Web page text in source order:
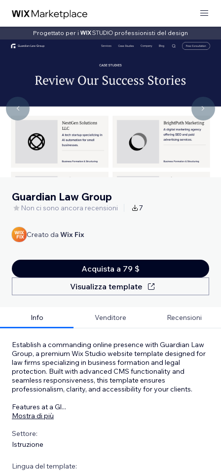
Progettato per i professionisti del design
Guardian Law Group
Non ci sono ancora recensioni 7
Creato da Wix Fix
Acquista a 79 $
Visualizza template
Info Venditore Recensioni
Establish a commanding online presence with Guardian Law
Group, a premium Wix Studio website template designed for
law firms specializing in business formation and legal
protection. Built with advanced CMS functionality and
seamless responsiveness, this template ensures
professionalism, clarity, and accessibility for your clients.
Features at a Gl...
Mostra di più
Settore:
Istruzione
Lingua del template: